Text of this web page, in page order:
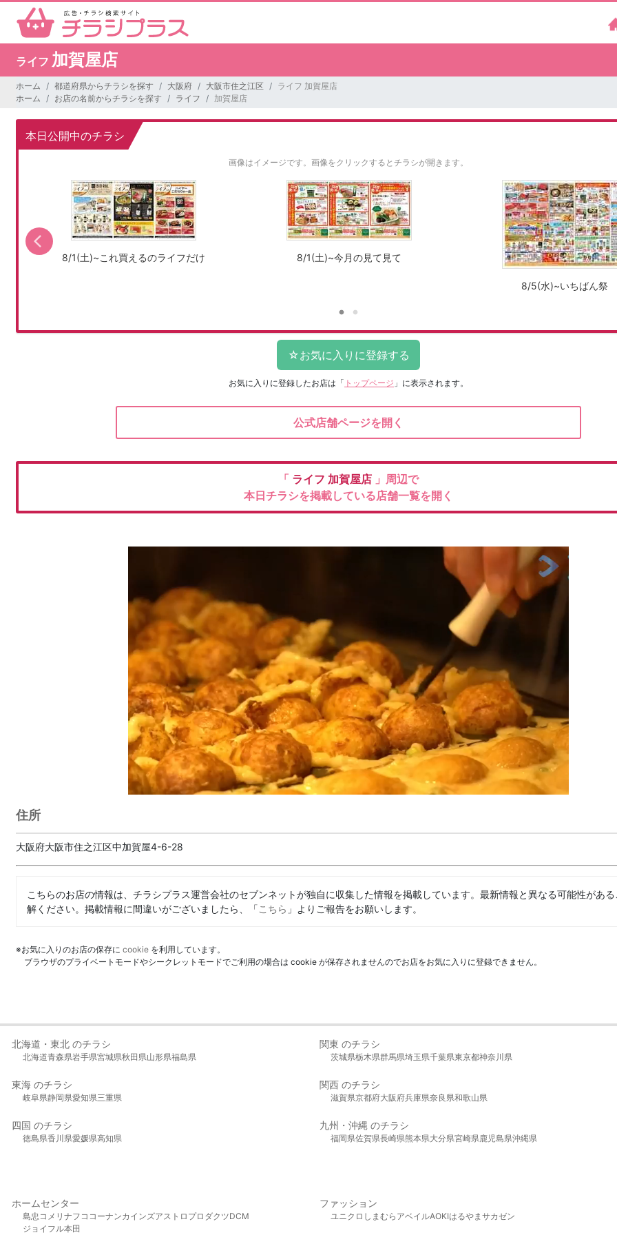
ライフ 加賀屋店
ホーム 都道府県からチラシを探す 大阪府 大阪市住之江区
ライフ 加賀屋店
ホーム
お店の名前からチラシを探す ライフ 加賀屋店
本日公開中のチラシ
画像はイメージです。 画像をクリックするとチラシが開きます。
8/1(土)~これ買えるのライフだけ 8/1(土)~今月の見て見て
8/5(水)~いちばん祭
お気に入りに登録したお店は 「 トップページ 」に表示されます。
公式店舗ページを開く
「 ライフ 加賀屋店 」周辺で
本日チラシを掲載している店舗一覧を開く
住所
大阪府大阪市住之江区中加賀屋4-6-28
こちらのお店の情報は、チラシプラス運営会社のセブンネットが独自に収集した情報を掲載しています。最新情報と異なる可能性があ
解ください。掲載情報に間違いがございましたら、「こちら 」よりご報告をお願いします。
※お気に入りのお店の保存に cookie を利用しています。
ブラウザのプライベートモードやシークレットモードでご利用の場合は cookie が保存されませんのでお店をお気に入りに登録できません。
北海道・東北 のチラシ
北海道青森県岩手県宮城県秋田県山形県福島県
関東 のチラシ
茨城県栃木県群馬県埼玉県千葉県東京都神奈川県
東海 のチラシ
岐阜県静岡県愛知県三重県
関西 のチラシ
滋賀県京都府大阪府兵庫県奈良県和歌山県
四国 のチラシ
徳島県香川県愛媛県高知県
九州・沖縄 のチラシ
福岡県佐賀県長崎県熊本県大分県宮崎県鹿児島県沖縄県
ホームセンター
島忠 コメリ ナフコ コーナンカインズアストロプロダクツDCM
ジョイフル本田
ファッション
ユニクロ しまむら アベイルAOKIはるやま サカゼン